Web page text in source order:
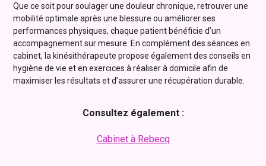
Que ce soit pour soulager une douleur chronique, retrouver une
mobilité optimale après une blessure ou améliorer ses
performances physiques, chaque patient bénéficie d’un
accompagnement sur mesure. En complément des séances en
cabinet, la kinésithérapeute propose également des conseils en
hygiène de vie et en exercices à réaliser à domicile afin de
maximiser les résultats et d’assurer une récupération durable.
Consultez également :
Cabinet à Rebecq